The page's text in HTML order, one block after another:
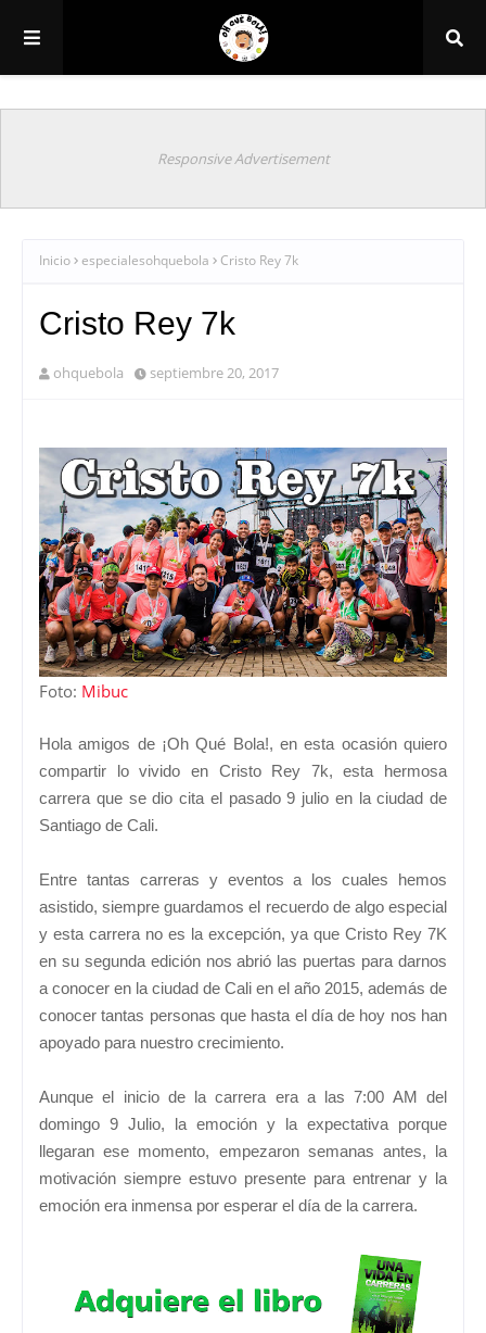
Responsive Advertisement
Inicio especialesohquebola Cristo Rey 7k
Cristo Rey 7k
ohquebola septiembre 20, 2017
Foto: Mibuc
Hola amigos de ¡Oh Qué Bola!, en esta ocasión quiero
compartir lo vivido en Cristo Rey 7k, esta hermosa
carrera que se dio cita el pasado 9 julio en la ciudad de
Santiago de Cali.
Entre tantas carreras y eventos a los cuales hemos
asistido, siempre guardamos el recuerdo de algo especial
y esta carrera no es la excepción, ya que Cristo Rey 7K
en su segunda edición nos abrió las puertas para darnos
a conocer en la ciudad de Cali en el año 2015, además de
conocer tantas personas que hasta el día de hoy nos han
apoyado para nuestro crecimiento.
Aunque el inicio de la carrera era a las 7:00 AM del
domingo 9 Julio, la emoción y la expectativa porque
llegaran ese momento, empezaron semanas antes, la
motivación siempre estuvo presente para entrenar y la
emoción era inmensa por esperar el día de la carrera.